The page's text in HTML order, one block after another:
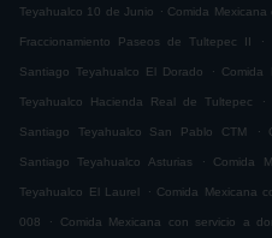
Teyahualco 10 de Junio . Comida Mexicana
Fraccionamiento Paseos de Tultepec II .
Santiago Teyahualco El Dorado . Comida
Teyahualco Hacienda Real de Tultepec .
Santiago Teyahualco San Pablo CTM .
Santiago Teyahualco Asturias . Comida
Teyahualco El Laurel . Comida Mexicana
008 . Comida Mexicana con servicio a